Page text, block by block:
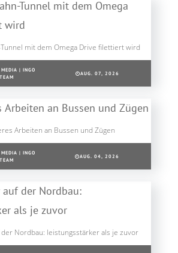
mit dem Omega Drive filettiert wird
MEDIA | INGO
AUG. 07, 2026
Arbeiten an Bussen und Zügen
MEDIA | INGO
AUG. 04, 2026
Nordbau: leistungsstärker als je zuvor